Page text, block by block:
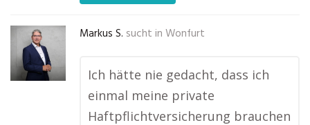
Markus S. sucht in Wonfurt
Ich hätte nie gedacht, dass ich
einmal meine private
Haftpflichtversicherung brauchen